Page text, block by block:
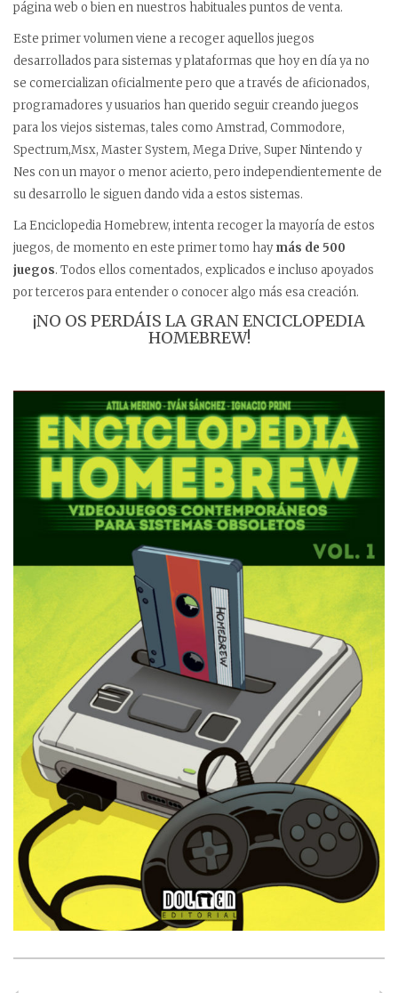
página web o bien en nuestros habituales puntos de venta.
Este primer volumen viene a recoger aquellos juegos
desarrollados para sistemas y plataformas que hoy en día ya no
se comercializan oficialmente pero que a través de aficionados,
programadores y usuarios han querido seguir creando juegos
para los viejos sistemas, tales como Amstrad, Commodore,
Spectrum,Msx, Master System, Mega Drive, Super Nintendo y
Nes con un mayor o menor acierto, pero independientemente de
su desarrollo le siguen dando vida a estos sistemas.
La Enciclopedia Homebrew, intenta recoger la mayoría de estos
juegos, de momento en este primer tomo haymás de 500
juegos. Todos ellos comentados, explicados e incluso apoyados
por terceros para entender o conocer algo más esa creación.
¡NO OS PERDÁIS LA GRAN ENCICLOPEDIA
HOMEBREW!